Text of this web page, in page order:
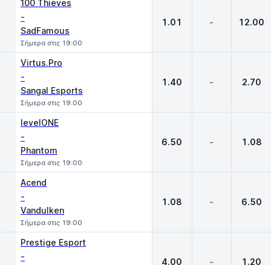
100 Thieves
-
SadFamous
Σήμερα στις 19:00
1.01 - 12.00
Virtus.Pro
-
Sangal Esports
Σήμερα στις 19:00
1.40 - 2.70
levelONE
-
Phantom
Σήμερα στις 19:00
6.50 - 1.08
Acend
-
Vandulken
Σήμερα στις 19:00
1.08 - 6.50
Prestige Esport
- 4.00 - 1.20